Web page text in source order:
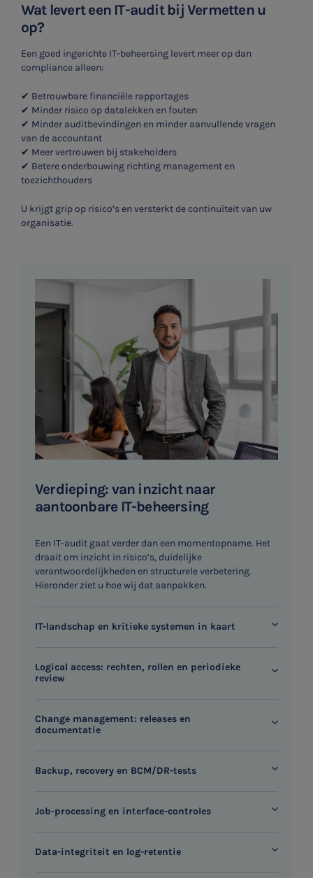
Typ hieronder uw zoekterm
Meest gezochte onderwerpen
WKR
Jaarrekening controle
E-commerce
Vacatures
Wat levert een IT-audit bij Vermetten u
op?
Een goed ingerichte IT-beheersing levert meer op dan
compliance alleen:
✔ Betrouwbare financiële rapportages
✔ Minder risico op datalekken en fouten
✔ Minder auditbevindingen en minder aanvullende vragen
van de accountant
✔ Meer vertrouwen bij stakeholders
✔ Betere onderbouwing richting management en
toezichthouders
U krijgt grip op risico’s en versterkt de continuïteit van uw
organisatie.
Verdieping: van inzicht naar
aantoonbare IT-beheersing
Een IT-audit gaat verder dan een momentopname. Het
draait om inzicht in risico’s, duidelijke
verantwoordelijkheden en structurele verbetering.
Hieronder ziet u hoe wij dat aanpakken.
IT-landschap en kritieke systemen in kaart
Logical access: rechten, rollen en periodieke
review
Change management: releases en
documentatie
Backup, recovery en BCM/DR-tests
Job-processing en interface-controles
Data-integriteit en log-retentie